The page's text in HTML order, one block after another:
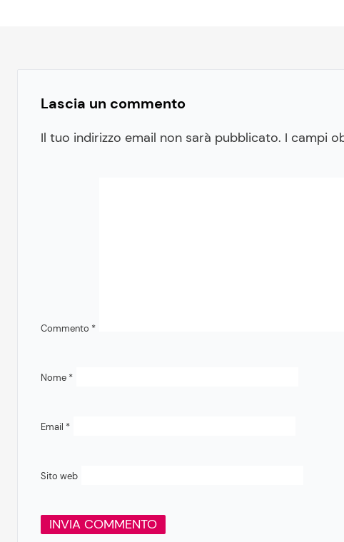
Lascia un commento
Il tuo indirizzo email non sarà pubblicato. I campi
Commento *
Nome *
Email *
Sito web